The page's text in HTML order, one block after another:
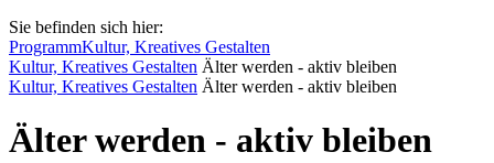
Sie befinden sich hier:
ProgrammKultur, Kreatives Gestalten
Kultur, Kreatives Gestalten Älter werden - aktiv bleiben
Kultur, Kreatives Gestalten Älter werden - aktiv bleiben
Älter werden - aktiv bleiben